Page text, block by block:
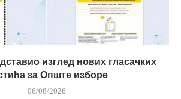
изглед нових гласачких
за Опште изборе
06/08/2026